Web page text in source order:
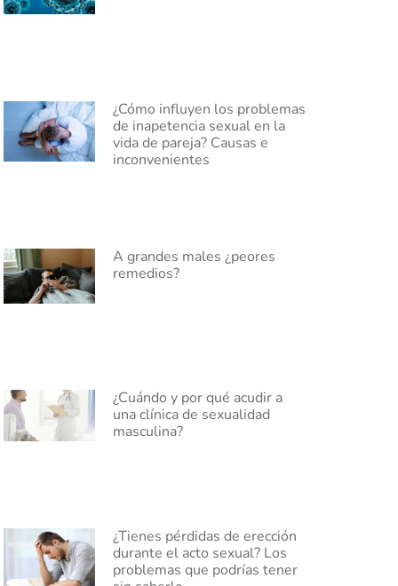
¿Cómo influyen los problemas
de inapetencia sexual en la
vida de pareja? Causas e
inconvenientes
A grandes males ¿peores
remedios?
¿Cuándo y por qué acudir a
una clínica de sexualidad
masculina?
¿Tienes pérdidas de erección
durante el acto sexual? Los
problemas que podrías tener